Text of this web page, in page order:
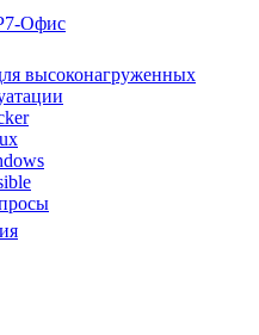
Офис
высоконагруженных